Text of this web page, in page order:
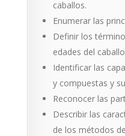
caballos.
Enumerar las
Definir los
edades del
Identificar las
y com­puestas y
Reconocer las
Describir las
de los métodos